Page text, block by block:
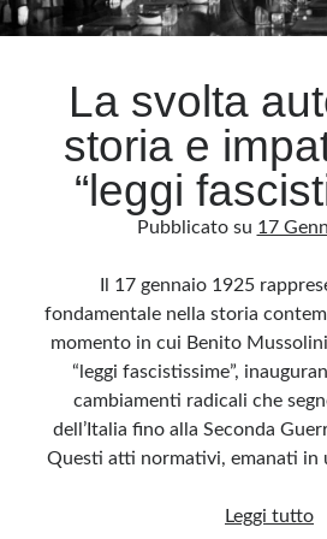
Archivio
Archivi
Categorie
Questo blog non rappresenta una testata
senza alcuna periodicità. Non può pertanto
sensi della legge n· 62 del 7.03.2001. L’autore non
pubblicato dai lettori nei commenti ai vari post.
ritenuti offensivi o lesivi dell’immagine o
razzisti o che contengano dati personali non
privacy. Alcune immagini inserite in questo blog
considerate di pubblico dominio. Qualora la loro
diritti d’autore, vi invito a comunicarlo via e-mail a
La svolta
storia e
“leggi
Pubblicato su 17
Il 17 gennaio 1925
fondamentale nella storia
momento in cui Benito
“leggi fascistissime”,
cambiamenti radicali che
dell’Italia fino alla Seconda
Questi atti normativi, emanati in
Leggi tuttoLa